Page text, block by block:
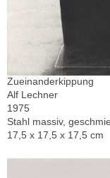
Zueinanderkippung
Alf Lechner
1975
Stahl massiv,
17,5 x 17,5 x 17,5 cm